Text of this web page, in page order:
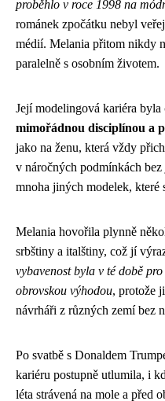
proběhlo v roce 1998 na
románek zpočátku nebyl
médií. Melania přitom nikdy
paralelně s osobním životem.
Její modelingová kariéra
mimořádnou disciplínou a
jako na ženu, která vždy
v náročných podmínkách
mnoha jiných modelek, které
Melania hovořila plynně
srbštiny a italštiny, což jí
vybavenost byla v té době
obrovskou výhodou, protože
návrháři z různých zemí bez
Po svatbě s Donaldem
kariéru postupně utlumila, i
léta strávená na mole a před